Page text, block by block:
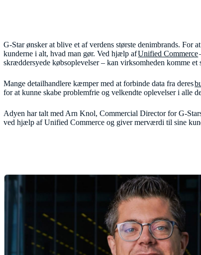
G-Star ønsker at blive et af verdens største denimbrands.
kunderne i alt, hvad man gør. Ved hjælp afUnified Commerce
skræddersyede købsoplevelser – kan virksomheden komme
Mange detailhandlere kæmper med at forbinde data fra deres
for at kunne skabe problemfrie og velkendte oplevelser i alle
Adyen har talt med Arn Knol, Commercial Director for G-
ved hjælp af Unified Commerce og giver merværdi til sine